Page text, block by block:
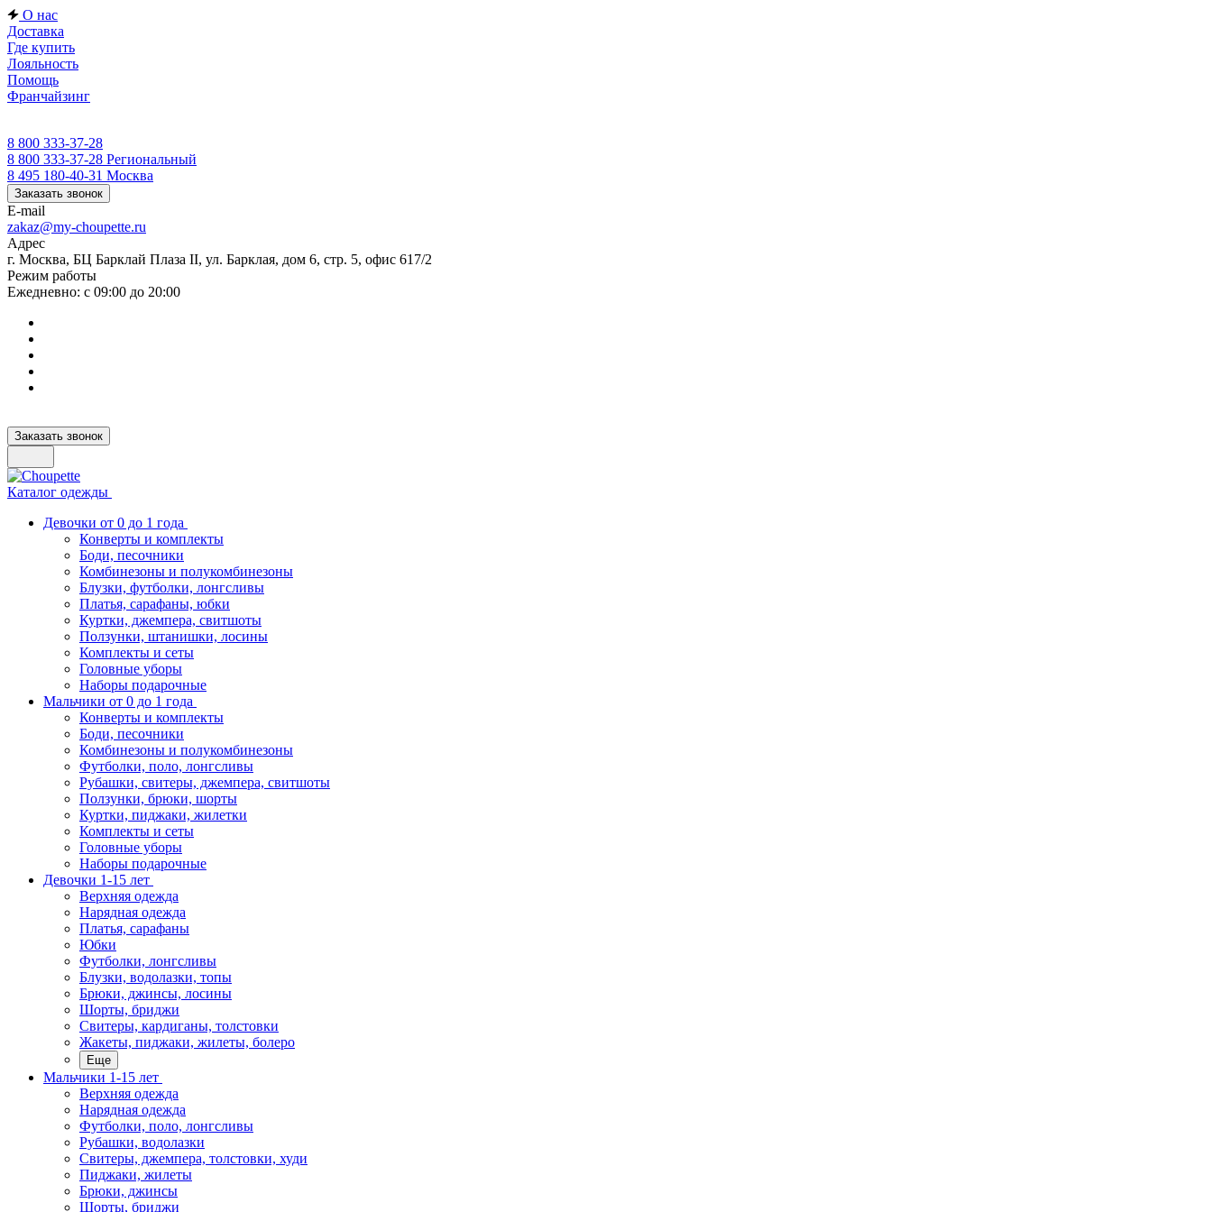
О нас
Доставка
Где купить
Лояльность
Помощь
Франчайзинг
8 800 333-37-28
8 800 333-37-28 Региональный
8 495 180-40-31 Москва
Заказать звонок
E-mail
zakaz@my-choupette.ru
Адрес
г. Москва, БЦ Барклай Плаза II, ул. Барклая, дом 6, стр. 5, офис 617/2
Режим работы
Ежедневно: с 09:00 до 20:00
Заказать звонок
Каталог одежды
Девочки от 0 до 1 года
Конверты и комплекты
Боди, песочники
Комбинезоны и полукомбинезоны
Блузки, футболки, лонгсливы
Платья, сарафаны, юбки
Куртки, джемпера, свитшоты
Ползунки, штанишки, лосины
Комплекты и сеты
Головные уборы
Наборы подарочные
Мальчики от 0 до 1 года
Конверты и комплекты
Боди, песочники
Комбинезоны и полукомбинезоны
Футболки, поло, лонгсливы
Рубашки, свитеры, джемпера, свитшоты
Ползунки, брюки, шорты
Куртки, пиджаки, жилетки
Комплекты и сеты
Головные уборы
Наборы подарочные
Девочки 1-15 лет
Верхняя одежда
Нарядная одежда
Платья, сарафаны
Юбки
Футболки, лонгсливы
Блузки, водолазки, топы
Брюки, джинсы, лосины
Шорты, бриджи
Свитеры, кардиганы, толстовки
Жакеты, пиджаки, жилеты, болеро
Еще
Мальчики 1-15 лет
Верхняя одежда
Нарядная одежда
Футболки, поло, лонгсливы
Рубашки, водолазки
Свитеры, джемпера, толстовки, худи
Пиджаки, жилеты
Брюки, джинсы
Шорты, бриджи